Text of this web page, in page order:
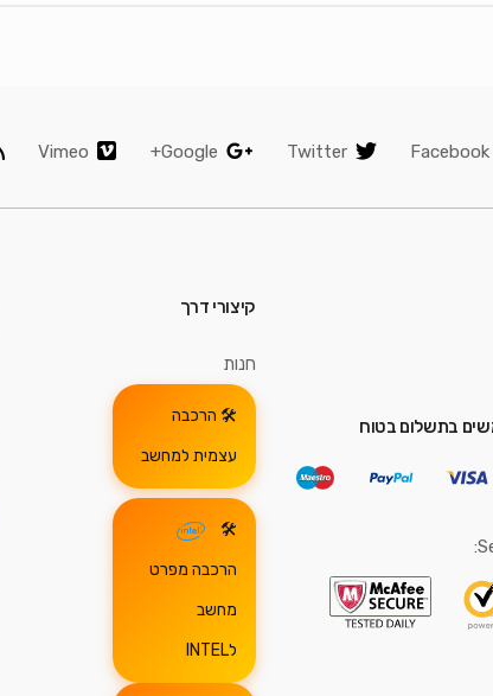
Facebook
Twitter
Google+
Vimeo
בתשלום בטוח
קיצורי דרך
חנות
הרכבה
עצמית למחשב
הרכבה מפרט
מחשב
לINTEL